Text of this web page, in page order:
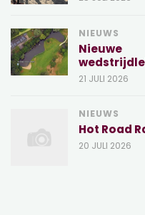
NIEUWS
Nieuwe
21 JULI 2026
NIEUWS
Hot Road
20 JULI 2026